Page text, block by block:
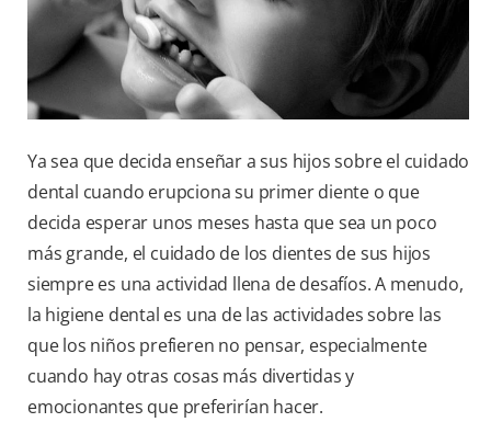
UY (ES)
SUSCRIBITE
Ya sea que decida enseñar a sus hijos sobre el cuidado
dental cuando erupciona su primer diente o que
decida esperar unos meses hasta que sea un poco
más grande, el cuidado de los dientes de sus hijos
siempre es una actividad llena de desafíos. A menudo,
la higiene dental es una de las actividades sobre las
que los niños prefieren no pensar, especialmente
cuando hay otras cosas más divertidas y
emocionantes que preferirían hacer.